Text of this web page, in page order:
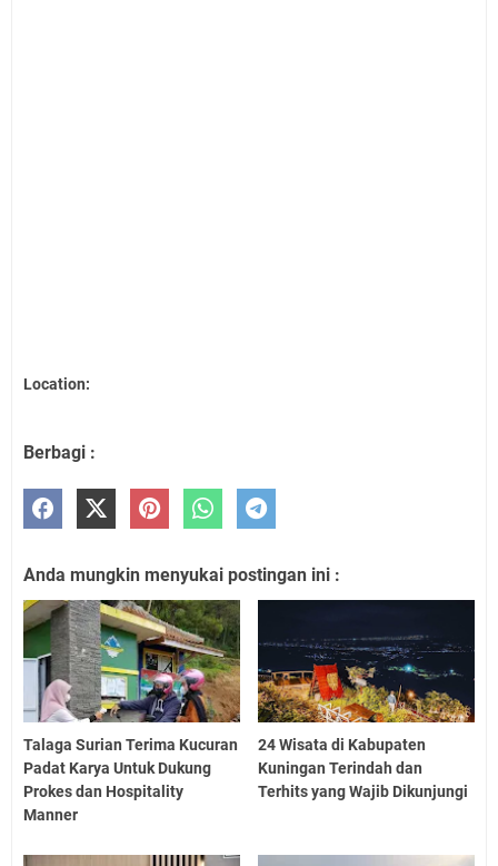
Location:
Berbagi :
Anda mungkin menyukai postingan ini :
Talaga Surian Terima Kucuran
Padat Karya Untuk Dukung
Prokes dan Hospitality
Manner
24 Wisata di Kabupaten
Kuningan Terindah dan
Terhits yang Wajib Dikunjungi